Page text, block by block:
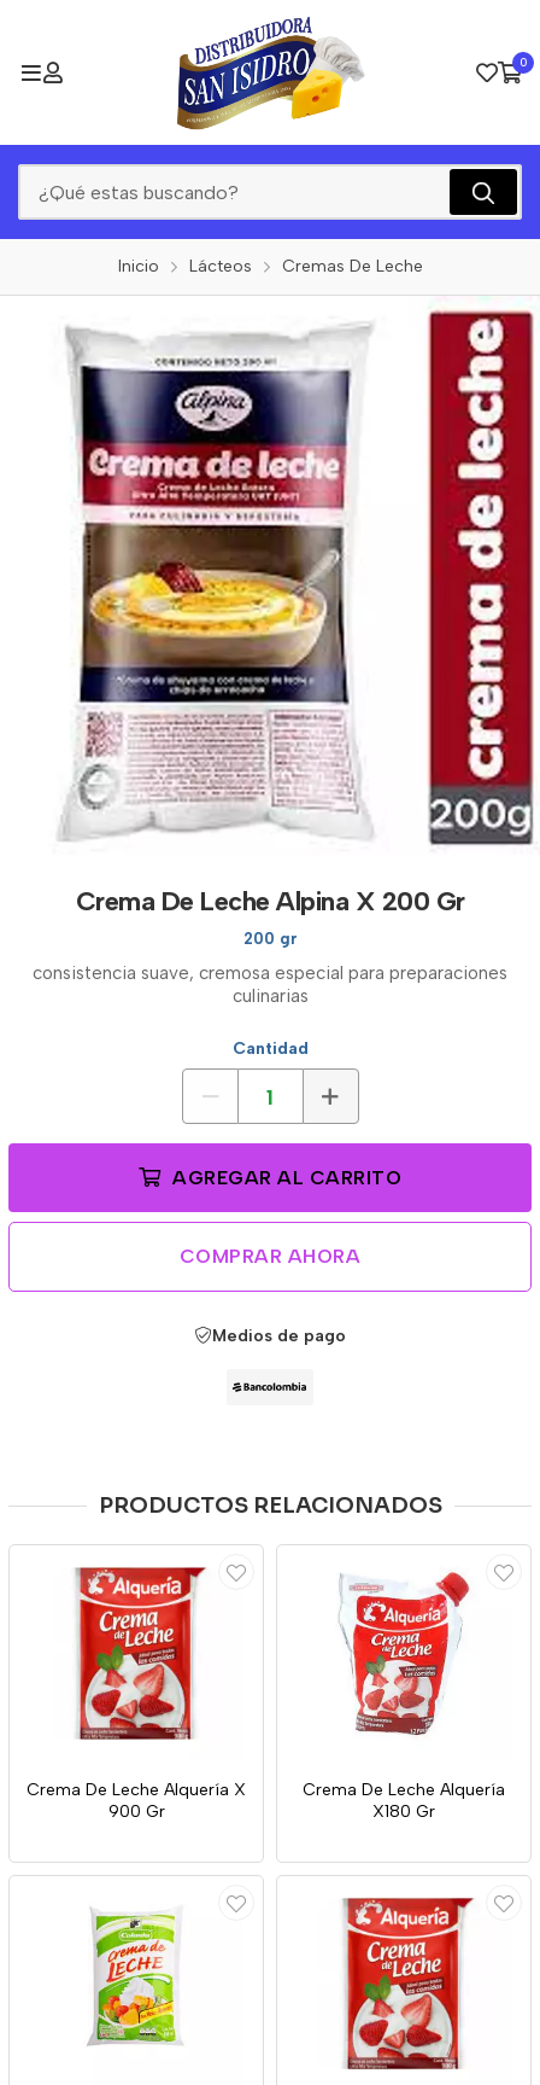
0
Inicio Lácteos Cremas De Leche
Crema De Leche Alpina X 200 Gr
200 gr
consistencia suave, cremosa especial para preparaciones
culinarias
Cantidad
AGREGAR AL CARRITO
COMPRAR AHORA
Medios de pago
PRODUCTOS RELACIONADOS
Crema De Leche Alquería X
900 Gr
Crema De Leche Alquería
X180 Gr